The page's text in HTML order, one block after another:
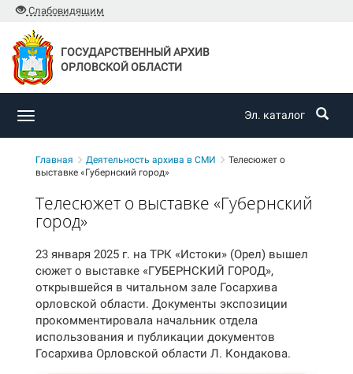
Слабовидящим
ГОСУДАРСТВЕННЫЙ АРХИВ
ОРЛОВСКОЙ ОБЛАСТИ
Toggle
Эл. каталог
Главная Деятельность архива в СМИ
Телесюжет о
выставке «Губернский город»
Телесюжет о выставке «Губернский
город»
23 января 2025 г. на ТРК «Истоки» (Орел) вышел
сюжет о выставке «ГУБЕРНСКИЙ ГОРОД»,
открывшейся в читальном зале Госархива
орловской области. Документы экспозиции
прокомментировала начальник отдела
использования и публикации документов
Госархива Орловской области Л. Кондакова.